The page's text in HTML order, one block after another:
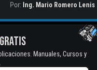
Por: Ing. Mario Romero Lenis
GRATIS
Manuales, Cursos y